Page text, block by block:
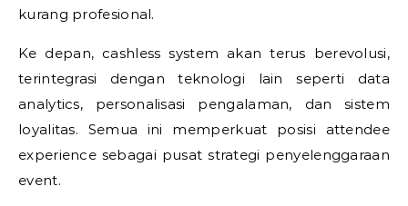
kurang profesional.
Ke depan, cashless system akan terus berevolusi,
terintegrasi dengan teknologi lain seperti data
analytics, personalisasi pengalaman, dan sistem
loyalitas. Semua ini memperkuat posisi attendee
experience sebagai pusat strategi penyelenggaraan
event.